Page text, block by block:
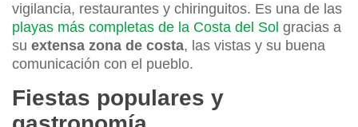
vigilancia, restaurantes y chiringuitos. Es una de las
playas más completas de la Costa del Sol gracias a
su extensa zona de costa, las vistas y su buena
comunicación con el pueblo.
Fiestas populares y